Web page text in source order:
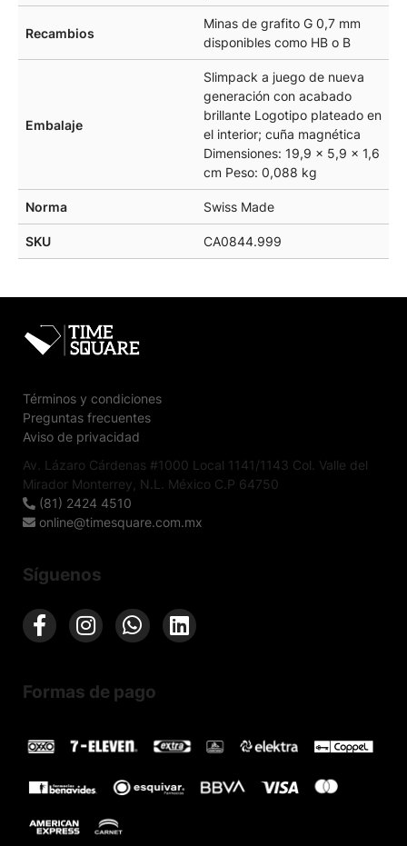
Recambios
Minas de grafito G 0,7 mm
disponibles como HB o B
Embalaje
Slimpack a juego de nueva
generación con acabado
brillante Logotipo plateado en
el interior; cuña magnética
Dimensiones: 19,9 x 5,9 x 1,6
cm Peso: 0,088 kg
Norma Swiss Made
SKU CA0844.999
Términos y condiciones
Preguntas frecuentes
Aviso de privacidad
Av. Lázaro Cárdenas #1000 Local 1141/1143 Col. Valle del
Mirador Monterrey, N.L. México C.P 64750
(81) 2424 4510
online@timesquare.com.mx
Síguenos
Formas de pago